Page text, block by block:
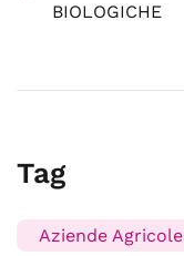
BIOLOGICHE
Tag
Aziende Agricole